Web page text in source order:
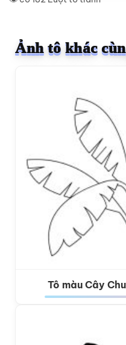
Ảnh tô khác
Tô màu Cây